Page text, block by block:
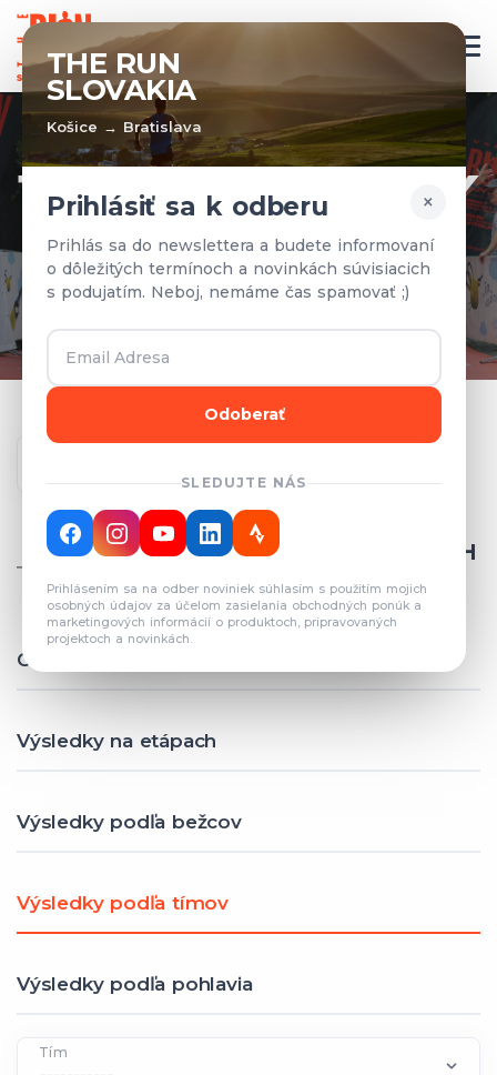
THE RUN
SLOVAKIA
Košice → Bratislava
×
Prihlásiť sa k odberu
Prihlás sa do newslettera a budete informovaní
o dôležitých termínoch a novinkách súvisiacich
s podujatím. Neboj, nemáme čas spamovať ;)
Odoberať
SLEDUJTE NÁS
Prihlásením sa na odber noviniek súhlasím s použitím mojich
osobných údajov za účelom zasielania obchodných ponúk a
marketingových informácií o produktoch, pripravovaných
projektoch a novinkách.
TÍMY A VÝSLEDKY
Prihlásené tímy a výsledky z
predchádzajúcich rokov.
CELKOVÝ POČET REGISTROVANÝCH
TÍMOV: 82
Celkové výsledky
Výsledky na etápach
Výsledky podľa bežcov
Výsledky podľa tímov
Výsledky podľa pohlavia
Tím